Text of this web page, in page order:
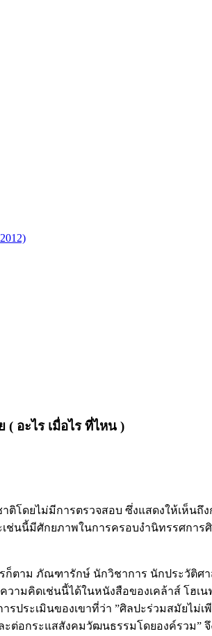
( อะไร เมื่อไร ที่ไหน )
ยไม่มีการตรวจสอบ ซึ่งแสดงให้เห็นถึงก
นนี้มีศักยภาพในการครอบงำนิทรรศกา
ก็ตาม ภัณฑารักษ์ นักวิชาการ นักประวัติศ
มคิดเช่นนี้ได้ในหนังสือของเคล้าส์ โฮเน
ระเมินของเขาที่ว่า ”ศิลปะร่วมสมัยไม่เ
อกระแสสังคมวัฒนธรรมโดยองค์รวม”